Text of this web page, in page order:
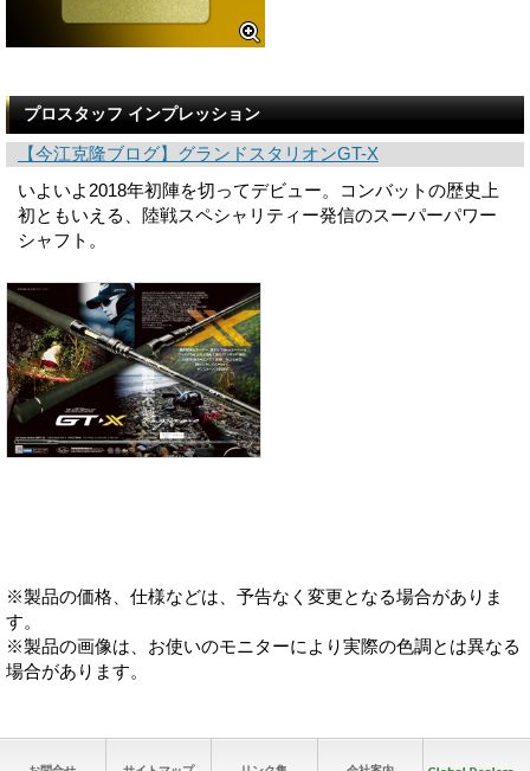
プロスタッフ インプレッション
【今江克隆ブログ】グランドスタリオンGT-X
いよいよ2018年初陣を切ってデビュー。コンバットの歴史上
初ともいえる、陸戦スペシャリティー発信のスーパーパワー
シャフト。
※製品の価格、仕様などは、予告なく変更となる場合がありま
す。
※製品の画像は、お使いのモニターにより実際の色調とは異なる
場合があります。